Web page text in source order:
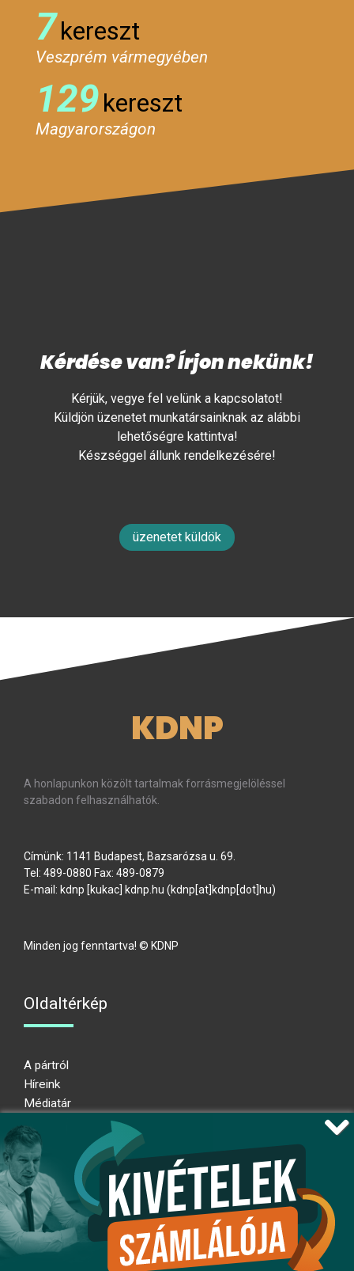
7kereszt
Veszprém vármegyében
129kereszt
Magyarországon
Kérdése van? Írjon nekünk!
Kérjük, vegye fel velünk a kapcsolatot!
Küldjön üzenetet munkatársainknak az alábbi
lehetőségre kattintva!
Készséggel állunk rendelkezésére!
üzenetet küldök
KDNP
A honlapunkon közölt tartalmak forrásmegjelöléssel
szabadon felhasználhatók.
Címünk: 1141 Budapest, Bazsarózsa u. 69.
Tel: 489-0880 Fax: 489-0879
E-mail: kdnp [kukac] kdnp.hu (kdnp[at]kdnp[dot]hu)
Minden jog fenntartva! © KDNP
Oldaltérkép
A pártról
Híreink
Médiatár
Adatkezelési nyilatkozat
Átláthatósági nyilatkozat
Ugrás az oldal tetejére
Kövessen minket!